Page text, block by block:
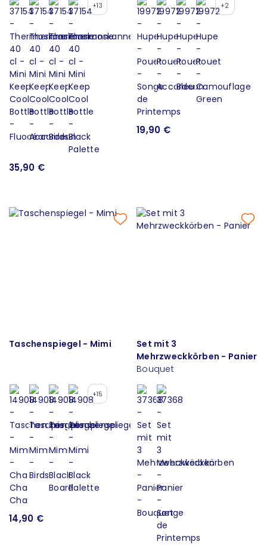
+13
35,90 €
+2
19,90 €
Taschenspiegel - Mimi
+15
14,90 €
Set mit 3
Mehrzweckkörben - Panier
Bouquet